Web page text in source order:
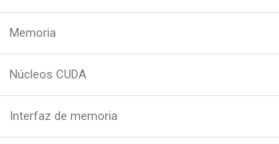
Memoria
Núcleos CUDA
Interfaz de memoria